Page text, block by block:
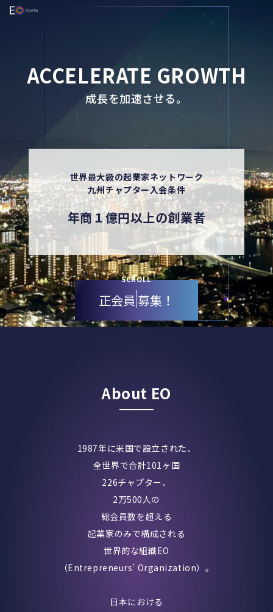
ACCELERATE GROWTH
成長を加速させる。
世界最大級の起業家ネットワーク
九州チャプター入会条件
年商１億円以上の創業者
正会員 募集！
SCROLL
About EO
1987年に米国で設立された、
全世界で合計101ヶ国
226チャプター、
2万500人の
総会員数を超える
起業家のみで構成される
世界的な組織EO
（Entrepreneurs' Organization）。
日本における